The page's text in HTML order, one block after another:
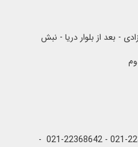
- بعد از بلوار دریا - نبش
021-22065033 - 021-22368641 - 021-22368642 -